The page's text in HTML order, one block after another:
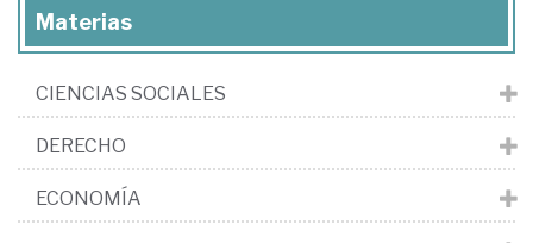
Materias
CIENCIAS SOCIALES
DERECHO
ECONOMÍA